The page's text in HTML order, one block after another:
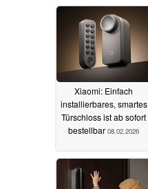
Xiaomi: Einfach
installierbares, smartes
Türschloss ist ab sofort
bestellbar 08.02.2026